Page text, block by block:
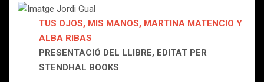
TUS OJOS, MIS MANOS, MARTINA MATENCIO Y
ALBA RIBAS
PRESENTACIÓ DEL LLIBRE, EDITAT PER
STENDHAL BOOKS